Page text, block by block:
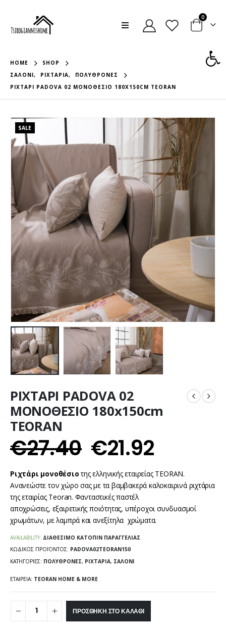
0
HOME
SHOP
ΣΑΛΌΝΙ, ΡΙΧΤΆΡΙΑ,
ΠΟΛΥΘΡΌΝΕΣ
ΡΙΧΤΑΡΙ PADOVA 02 ΜΟΝΟΘΕΣΙΟ 180X150CM TEORAN
SALE
ΡΙΧΤΑΡΙ PADOVA 02
ΜΟΝΟΘΕΣΙΟ 180x150cm
TEORAN
€27.40 €21.92
Ριχτάρι μονοθέσιο της ελληνικής εταιρείας ΤΕORAN.
Ανανεώστε τον χώρο σας με τα βαμβακερά καλοκαιρινά ριχτάρια
της εταιρίας Teoran. Φανταστικές παστέλ
αποχρώσεις, εξαιρετικής ποιότητας, υπέροχοι συνδυασμοί
χρωμάτων, με λαμπρά και ανεξίτηλα χρώματα.
AVAILABILITY: ΔΙΑΘΈΣΙΜΟ ΚΑΤΌΠΙΝ ΠΑΡΑΓΓΕΛΊΑΣ
ΚΩΔΙΚΌΣ ΠΡΟΪΌΝΤΟΣ: PADOVA02TEORAN150
ΚΑΤΗΓΟΡΊΕΣ: ΠΟΛΥΘΡΌΝΕΣ, ΡΙΧΤΆΡΙΑ, ΣΑΛΌΝΙ
ΕΤΑΙΡΕΊΑ: TEORAN HOME & MORE
ΠΡΟΣΘΉΚΗ ΣΤΟ ΚΑΛΆΘΙ